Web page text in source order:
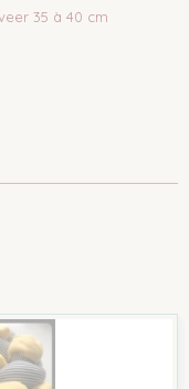
35 à 40 cm